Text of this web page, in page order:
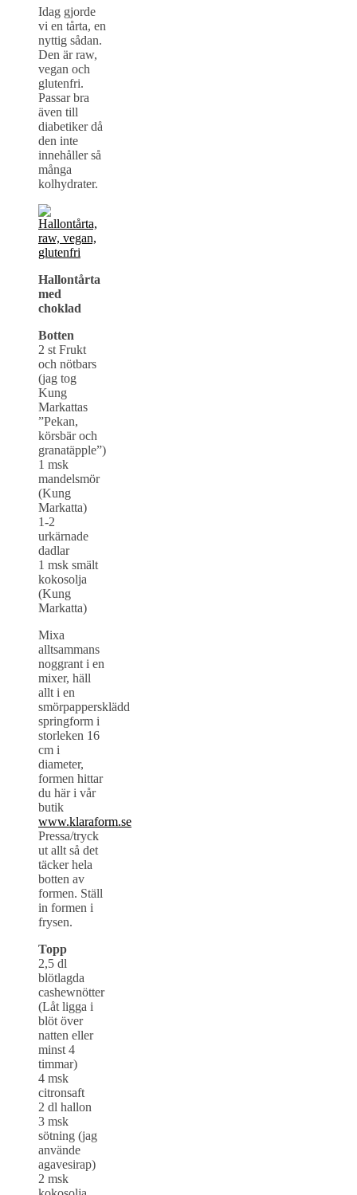
Idag gjorde
vi en tårta, en
nyttig sådan.
Den är raw,
vegan och
glutenfri.
Passar bra
även till
diabetiker då
den inte
innehåller så
många
kolhydrater.
Hallontårta
med
choklad
Botten
2 st Frukt
och nötbars
(jag tog
Kung
Markattas
”Pekan,
körsbär och
granatäpple”)
1 msk
mandelsmör
(Kung
Markatta)
1-2
urkärnade
dadlar
1 msk smält
kokosolja
(Kung
Markatta)
Mixa
alltsammans
noggrant i en
mixer, häll
allt i en
smörpappersklädd
springform i
storleken 16
cm i
diameter,
formen hittar
du här i vår
butik
www.klaraform.se
Pressa/tryck
ut allt så det
täcker hela
botten av
formen. Ställ
in formen i
frysen.
Topp
2,5 dl
blötlagda
cashewnötter
(Låt ligga i
blöt över
natten eller
minst 4
timmar)
4 msk
citronsaft
2 dl hallon
3 msk
sötning (jag
använde
agavesirap)
2 msk